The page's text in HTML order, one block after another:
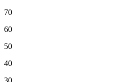
70
60
50
40
30